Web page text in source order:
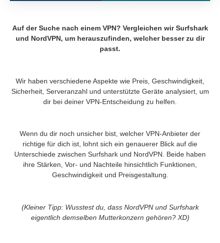
Auf der Suche nach einem VPN? Vergleichen wir Surfshark
und NordVPN, um herauszufinden, welcher besser zu dir
passt.
Wir haben verschiedene Aspekte wie Preis, Geschwindigkeit,
Sicherheit, Serveranzahl und unterstützte Geräte analysiert, um
dir bei deiner VPN-Entscheidung zu helfen.
Wenn du dir noch unsicher bist, welcher VPN-Anbieter der
richtige für dich ist, lohnt sich ein genauerer Blick auf die
Unterschiede zwischen Surfshark und NordVPN. Beide haben
ihre Stärken, Vor- und Nachteile hinsichtlich Funktionen,
Geschwindigkeit und Preisgestaltung.
(Kleiner Tipp: Wusstest du, dass NordVPN und Surfshark
eigentlich demselben Mutterkonzern gehören? XD)